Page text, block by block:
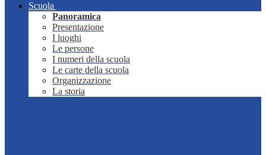
Scuola
Panoramica
Presentazione
I luoghi
Le persone
I numeri della scuola
Le carte della scuola
Organizzazione
La storia